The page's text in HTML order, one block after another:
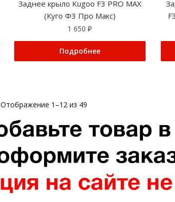
Заднее крыло Kugoo F3 PRO MAX
(Куго Ф3 Про Макс)
1 650₽
Подробнее
Отображение 1–12 из 49